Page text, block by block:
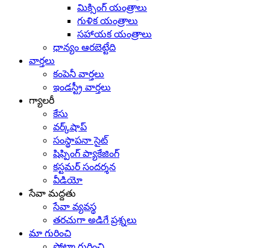
మిక్సింగ్ యంత్రాలు
గుళిక యంత్రాలు
సహాయక యంత్రాలు
ధాన్యం ఆరబెట్టేది
వార్తలు
కంపెనీ వార్తలు
ఇండస్ట్రీ వార్తలు
గ్యాలరీ
కేసు
వర్క్‌షాప్
సంస్థాపనా సైట్
షిప్పింగ్ ప్యాకేజింగ్
కస్టమర్ సందర్శన
వీడియో
సేవా మద్దతు
సేవా వ్యవస్థ
తరచుగా అడిగే ప్రశ్నలు
మా గురించి